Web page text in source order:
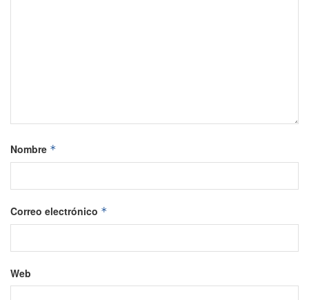
Nombre *
Correo electrónico *
Web